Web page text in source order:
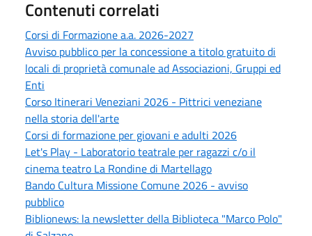
Contenuti correlati
Corsi di Formazione a.a. 2026-2027
Avviso pubblico per la concessione a titolo gratuito di
locali di proprietà comunale ad Associazioni, Gruppi ed
Enti
Corso Itinerari Veneziani 2026 - Pittrici veneziane
nella storia dell'arte
Corsi di formazione per giovani e adulti 2026
Let's Play - Laboratorio teatrale per ragazzi c/o il
cinema teatro La Rondine di Martellago
Bando Cultura Missione Comune 2026 - avviso
pubblico
Biblionews: la newsletter della Biblioteca "Marco Polo"